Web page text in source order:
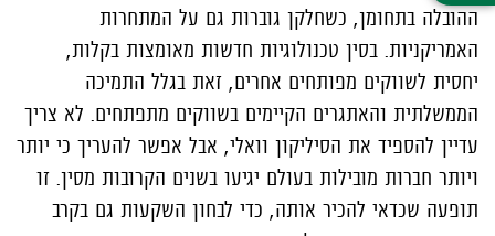
ההובלה בתחומן, כשחלקן גוברות גם על המתחרות
האמריקניות. בסין טכנולוגיות חדשות מאומצות בקלות,
יחסית לשווקים מפותחים אחרים, זאת בגלל התמיכה
הממשלתית והאתגרים הקיימים בשווקים מתפתחים. לא צריך
עדיין להספיד את הסיליקון וואלי, אבל אפשר להעריך כי יותר
ויותר חברות מובילות בעולם יגיעו בשנים הקרובות מסין. זו
תופעה שכדאי להכיר אותה, כדי לבחון השקעות גם בקרב